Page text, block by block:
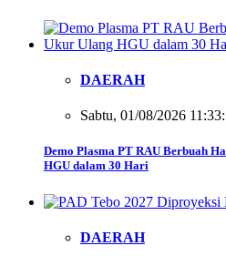
DAERAH
Sabtu, 01/08/2026
Demo Plasma PT RAU Berbuah
HGU dalam 30 Hari
DAERAH